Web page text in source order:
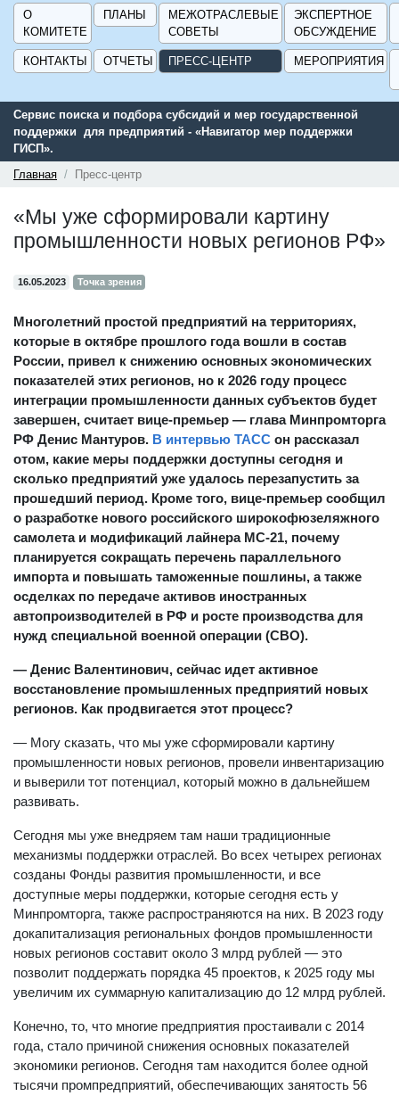
О
КОМИТЕТЕ
ПЛАНЫ
МЕЖОТРАСЛЕВЫЕ
СОВЕТЫ
ЭКСПЕРТНОЕ
ОБСУЖДЕНИЕ
КОНТАКТЫ ОТЧЕТЫ ПРЕСС-ЦЕНТР МЕРОПРИЯТИЯ
Сервис поиска и подбора субсидий и мер государственной
поддержки для предприятий - «Навигатор мер поддержки
ГИСП».
Главная
Пресс-центр
«Мы уже сформировали картину
промышленности новых регионов РФ»
16.05.2023 Точка зрения
Многолетний простой предприятий на территориях,
которые в октябре прошлого года вошли в состав
России, привел к снижению основных экономических
показателей этих регионов, но к 2026 году процесс
интеграции промышленности данных субъектов будет
завершен, считает вице-премьер — глава Минпромторга
РФ Денис Мантуров. В интервью ТАСС он рассказал
отом, какие меры поддержки доступны сегодня и
сколько предприятий уже удалось перезапустить за
прошедший период. Кроме того, вице-премьер сообщил
о разработке нового российского широкофюзеляжного
самолета и модификаций лайнера МС-21, почему
планируется сокращать перечень параллельного
импорта и повышать таможенные пошлины, а также
осделках по передаче активов иностранных
автопроизводителей в РФ и росте производства для
нужд специальной военной операции (СВО).
— Денис Валентинович, сейчас идет активное
восстановление промышленных предприятий новых
регионов. Как продвигается этот процесс?
— Могу сказать, что мы уже сформировали картину
промышленности новых регионов, провели инвентаризацию
и выверили тот потенциал, который можно в дальнейшем
развивать.
Сегодня мы уже внедряем там наши традиционные
механизмы поддержки отраслей. Во всех четырех регионах
созданы Фонды развития промышленности, и все
доступные меры поддержки, которые сегодня есть у
Минпромторга, также распространяются на них. В 2023 году
докапитализация региональных фондов промышленности
новых регионов составит около 3 млрд рублей — это
позволит поддержать порядка 45 проектов, к 2025 году мы
увеличим их суммарную капитализацию до 12 млрд рублей.
Конечно, то, что многие предприятия простаивали с 2014
года, стало причиной снижения основных показателей
экономики регионов. Сегодня там находится более одной
тысячи промпредприятий, обеспечивающих занятость 56